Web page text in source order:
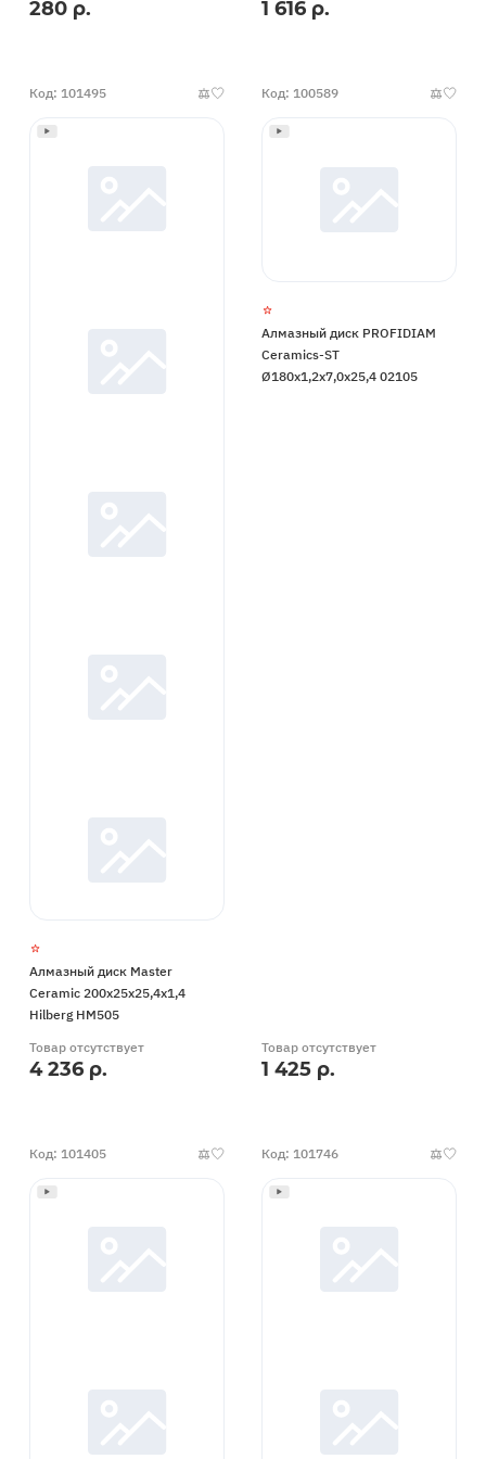
280 р. 1 616 р.
Код: 101495
Алмазный диск Master
Ceramic 200х25х25,4х1,4
Hilberg HM505
Товар отсутствует
4 236 р.
Код: 100589
Алмазный диск PROFIDIAM
Ceramics-ST
Ø180x1,2x7,0x25,4 02105
Товар отсутствует
1 425 р.
Код: 101405 Код: 101746